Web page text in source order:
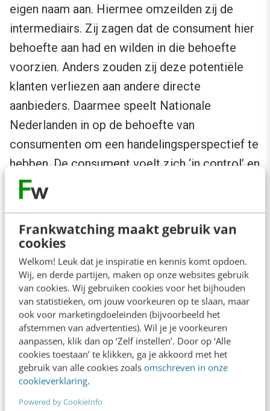
Frankwatching maakt gebruik van
cookies
Welkom! Leuk dat je inspiratie en kennis komt opdoen.
Wij, en derde partijen, maken op onze websites gebruik
van cookies. Wij gebruiken cookies voor het bijhouden
van statistieken, om jouw voorkeuren op te slaan, maar
ook voor marketingdoeleinden (bijvoorbeeld het
afstemmen van advertenties). Wil je je voorkeuren
aanpassen, klik dan op ‘Zelf instellen’. Door op ‘Alle
cookies toestaan’ te klikken, ga je akkoord met het
gebruik van alle cookies zoals omschreven in onze
cookieverklaring.
Powered by CookieInfo
eigen naam aan. Hiermee omzeilden zij de
intermediairs. Zij zagen dat de consument hier
behoefte aan had en wilden in die behoefte
voorzien. Anders zouden zij deze potentiële
klanten verliezen aan andere directe
aanbieders. Daarmee speelt Nationale
Nederlanden in op de behoefte van
consumenten om een handelingsperspectief te
hebben. De consument voelt zich ‘in control’ en
kan zelf kiezen welke verzekering hij afsluit.
Inmiddels is dit gemeengoed geworden in de
verzekeringswereld.